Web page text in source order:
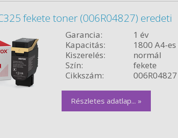
fekete toner (006R04827) eredeti
Garancia:
1 év
Kapacitás:
1800 A4-
Kiszerelés:
normál
Szín:
fekete
Cikkszám:
006R04827
Részletes adatlap... »